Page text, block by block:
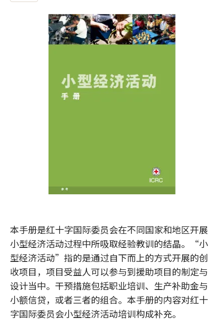
本手册是红十字国际委员会在不同国家和地区开展
小型经济活动过程中所吸取经验教训的结晶。“小
型经济活动”指的是通过自下而上的方式开展的创
收项目，项目受益人可以参与到援助项目的制定与
设计当中。干预措施包括职业培训、生产补助金与
小额信贷，或者三者的组合。本手册的内容对红十
字国际委员会小型经济活动培训构成补充。